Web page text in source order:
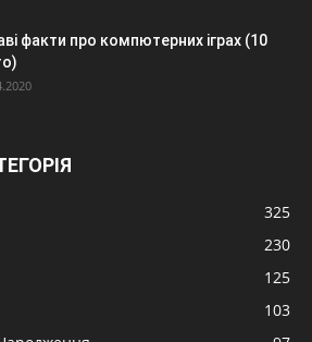
факти про компютерних іграх (10
325
230
125
103